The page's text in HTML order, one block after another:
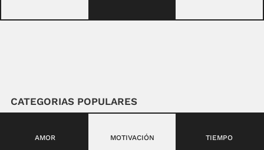
CATEGORIAS POPULARES
AMOR MOTIVACIÓN TIEMPO